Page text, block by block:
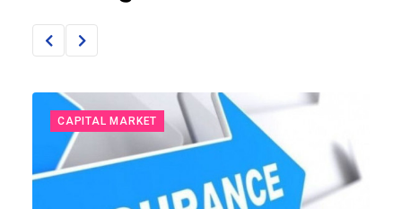
CAPITAL MARKET